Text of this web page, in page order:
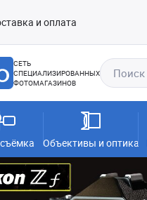
и оплата
СЕТЬ
СПЕЦИАЛИЗИРОВАННЫХ
ФОТОМАГАЗИНОВ
Объективы и оптика